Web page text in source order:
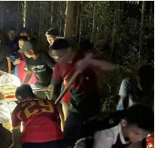
Chứng khoán
Giá cà phê